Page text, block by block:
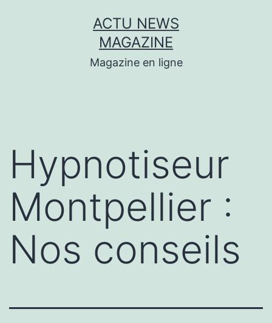
ACTU NEWS
MAGAZINE
Magazine en ligne
Hypnotiseur
Montpellier :
Nos conseils